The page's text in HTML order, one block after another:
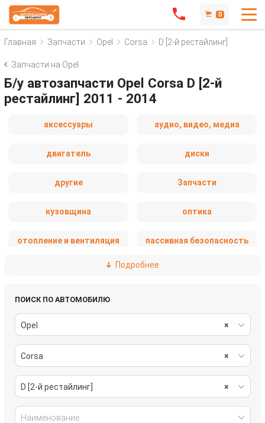
0
Главная Запчасти Opel Corsa D [2-й рестайлинг]
Запчасти на Opel
Б/у автозапчасти Opel Corsa D [2-й
рестайлинг] 2011 - 2014
аксессуары аудио, видео, медиа
двигатель диски
другие Запчасти
кузовщина оптика
отопление и вентиляция пассивная безопасность
рулевое управление
салон
стеклоочистители
топливная система тормозная система
трансмиссия
Подробнее
ПОИСК ПО АВТОМОБИЛЮ
×
Opel
×
Corsa
×
D [2-й рестайлинг]
Наименование